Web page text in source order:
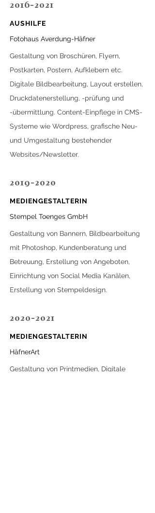
2016-2021
AUSHILFE
Fotohaus Averdung-Häfner
Gestaltung von Broschüren, Flyern,
Postkarten, Postern, Aufklebern etc.
Digitale Bildbearbeitung, Layout erstellen,
Druckdatenerstellung, -prüfung und
-übermittlung. Content-Einpflege in CMS-
Systeme wie Wordpress, grafische Neu-
und Umgestaltung bestehender
Websites/Newsletter.
2019-2020
MEDIENGESTALTERIN
Stempel Toenges GmbH
Gestaltung von Bannern, Bildbearbeitung
mit Photoshop, Kundenberatung und
Betreuung, Erstellung von Angeboten,
Einrichtung von Social Media Kanälen,
Erstellung von Stempeldesign.
2020-2021
MEDIENGESTALTERIN
HäfnerArt
Gestaltung von Printmedien, Digitale